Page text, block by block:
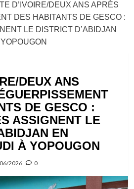
D’IVOIRE/DEUX ANS APRÈS
DES HABITANTS DE GESCO :
LE DISTRICT D’ABIDJAN
DEUX ANS
DE GESCO :
ASSIGNENT LE
EN
À YOPOUGON
2026 0